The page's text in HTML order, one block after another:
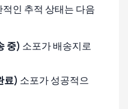
인 추적 상태는 다음
중) 소포가 배송지로
료) 소포가 성공적으